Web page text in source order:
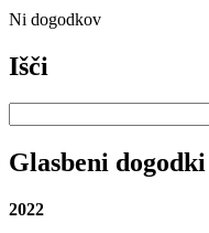
Ni dogodkov
Išči
Glasbeni dogodki
2022